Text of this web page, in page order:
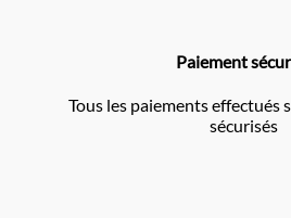
Paiement
Tous les paiements effectués
sécurisés